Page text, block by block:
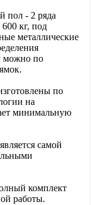
пол - 2 ряда
600 кг, под
металлические
можно по
по
на
минимальную
самой
комплект
работы.